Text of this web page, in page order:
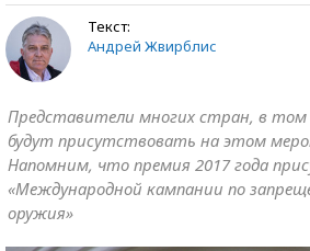
Текст:
Андрей Жвирблис
Представители многих стран, в том
будут присутствовать на этом
Напомним, что премия 2017 года
«Международной кампании по
оружия»